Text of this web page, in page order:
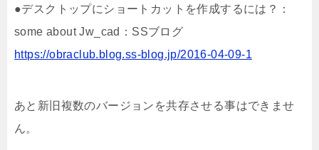
●デスクトップにショートカットを作成するには？：
some about Jw_cad：SSブログ
https://obraclub.blog.ss-blog.jp/2016-04-09-1
あと新旧複数のバージョンを共存させる事はできませ
ん。